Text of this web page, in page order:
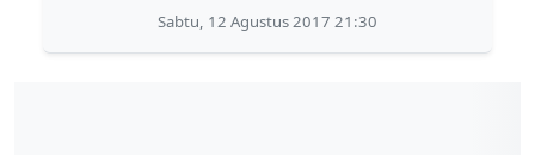
Sabtu, 12 Agustus 2017 21:30